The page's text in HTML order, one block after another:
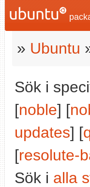
» Ubuntu
Sök i
[noble] [
updates] [
[resolute-
Sök i alla